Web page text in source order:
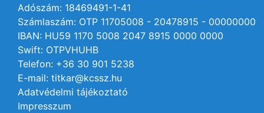
Adószám: 18469491-1-41
Számlaszám: OTP 11705008 - 20478915 - 00000000
IBAN: HU59 1170 5008 2047 8915 0000 0000
Swift: OTPVHUHB
Telefon: +36 30 901 5238
E-mail: titkar@kcssz.hu
Adatvédelmi tájékoztató
Impresszum